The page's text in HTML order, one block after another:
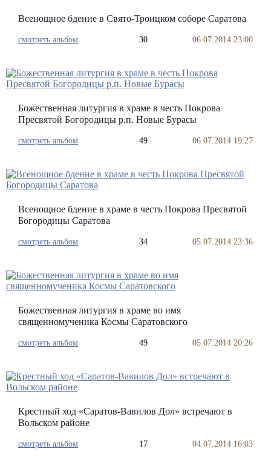
Всенощное бдение в Свято-Троицком соборе Саратова
смотреть альбом 30 06.07.2014 23:00
Божественная литургия в храме в честь Покрова
Пресвятой Богородицы р.п. Новые Бурасы
смотреть альбом 49 06.07.2014 19:27
Всенощное бдение в храме в честь Покрова Пресвятой
Богородицы Саратова
смотреть альбом 34 05.07.2014 23:36
Божественная литургия в храме во имя
священномученика Космы Саратовского
смотреть альбом 49 05.07.2014 20:26
Крестный ход «Саратов-Вавилов Дол» встречают в
Вольском районе
смотреть альбом 17 04.07.2014 16:03